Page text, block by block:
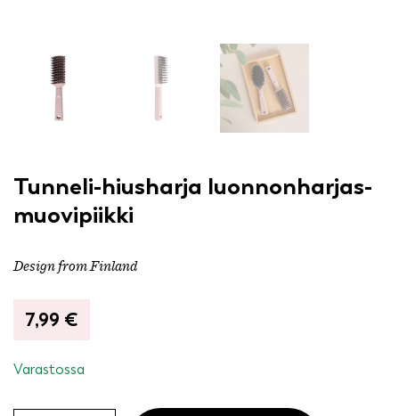
Tunneli-hiusharja luonnonharjas-
muovipiikki
Design from Finland
7,99 €
Varastossa